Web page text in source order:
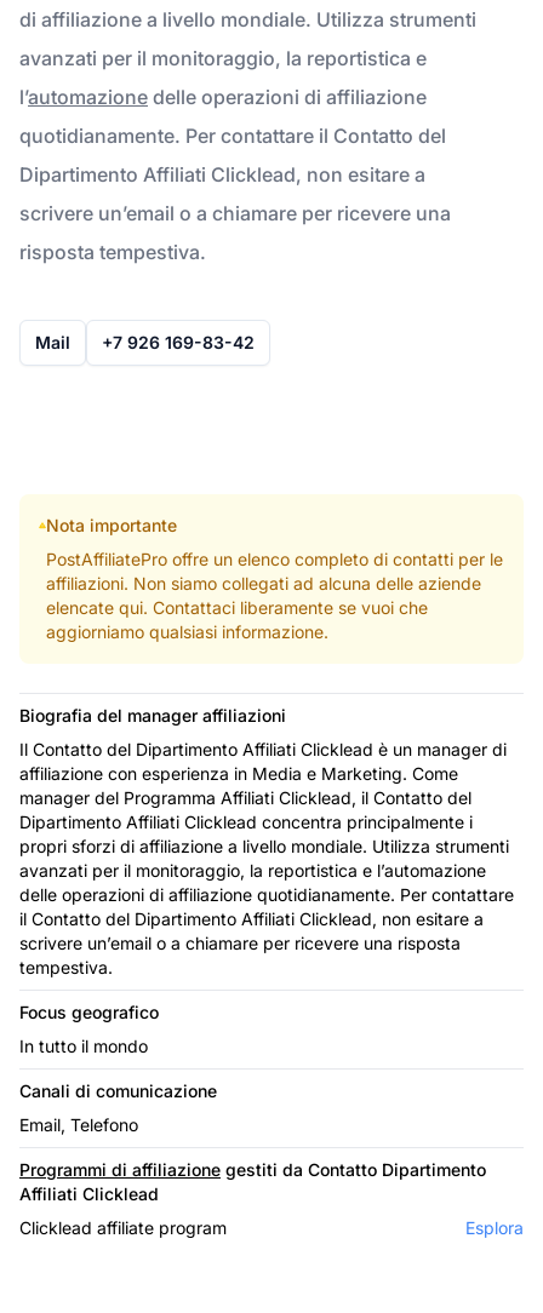
di affiliazione a livello mondiale. Utilizza strumenti
avanzati per il monitoraggio, la reportistica e
l’automazione delle operazioni di affiliazione
quotidianamente. Per contattare il Contatto del
Dipartimento Affiliati Clicklead, non esitare a
scrivere un’email o a chiamare per ricevere una
risposta tempestiva.
Mail +7 926 169-83-42
Nota importante
PostAffiliatePro offre un elenco completo di contatti per le
affiliazioni. Non siamo collegati ad alcuna delle aziende
elencate qui. Contattaci liberamente se vuoi che
aggiorniamo qualsiasi informazione.
Biografia del manager affiliazioni
Il Contatto del Dipartimento Affiliati Clicklead è un manager di
affiliazione con esperienza in Media e Marketing. Come
manager del Programma Affiliati Clicklead, il Contatto del
Dipartimento Affiliati Clicklead concentra principalmente i
propri sforzi di affiliazione a livello mondiale. Utilizza strumenti
avanzati per il monitoraggio, la reportistica e l’automazione
delle operazioni di affiliazione quotidianamente. Per contattare
il Contatto del Dipartimento Affiliati Clicklead, non esitare a
scrivere un’email o a chiamare per ricevere una risposta
tempestiva.
Focus geografico
In tutto il mondo
Canali di comunicazione
Email, Telefono
Programmi di affiliazione gestiti da Contatto Dipartimento
Affiliati Clicklead
Clicklead affiliate program
Esplora